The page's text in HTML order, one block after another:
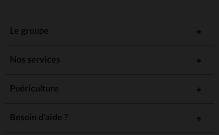
Le groupe
Nos services
Puériculture
Besoin d'aide ?